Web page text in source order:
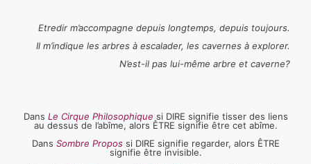
Etredir m’accompagne depuis longtemps, depuis toujours.
Il m’indique les arbres à escalader, les cavernes à explorer.
N’est-il pas lui-même arbre et caverne?
Dans Le Cirque Philosophique si DIRE signifie tisser des liens
au dessus de l’abîme, alors ÊTRE signifie être cet abîme.
Dans Sombre Propossi DIRE signifie regarder, alors ÊTRE
signifie être invisible.